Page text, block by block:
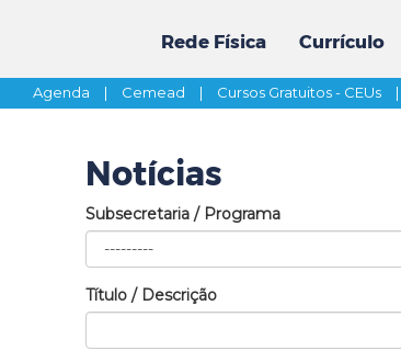
Rede Física Currículo
Agenda | Cemead | Cursos Gratuitos - CEUs |
Notícias
Subsecretaria / Programa
Título / Descrição